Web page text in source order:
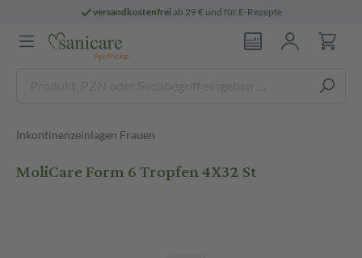
versandkostenfreiab 29 € und für E-Rezepte
Inkontinenzeinlagen Frauen
MoliCare Form 6 Tropfen 4X32 St